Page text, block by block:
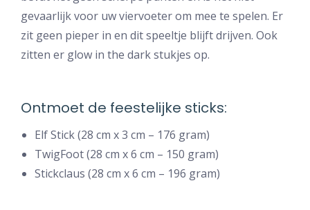
gevaarlijk voor uw viervoeter om mee te spelen. Er
zit geen pieper in en dit speeltje blijft drijven. Ook
zitten er glow in the dark stukjes op.
Ontmoet de feestelijke sticks:
Elf Stick (28 cm x 3 cm – 176 gram)
TwigFoot (28 cm x 6 cm – 150 gram)
Stickclaus (28 cm x 6 cm – 196 gram)